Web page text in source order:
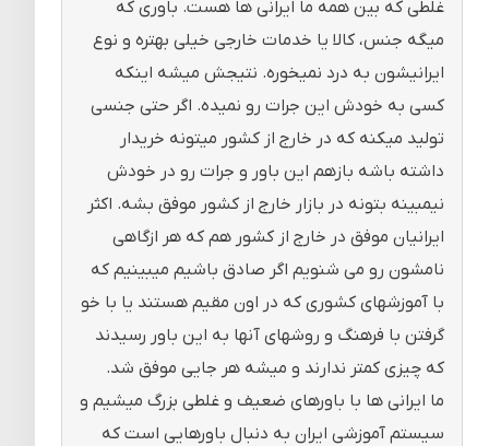
غلطی که بین همه ما ایرانی ها هست. باوری که
میگه جنس، کالا یا خدمات خارجی خیلی بهتره و نوع
ایرانیشون به درد نمیخوره. نتیجش میشه اینکه
کسی به خودش این جرات رو نمیده. اگر حتی جنسی
تولید میکنه که در خارج از کشور میتونه خریدار
داشته باشه بازهم این باور و جرات رو در خودش
نیمبینه بتونه در بازار خارج از کشور موفق بشه. اکثر
ایرانیان موفق در خارج از کشور هم که هر ازگاهی
نامشون رو می شنویم اگر صادق باشیم میبینیم که
با آموزشهای کشوری که در اون مقیم هستند یا با خو
گرفتن با فرهنگ و روشهای آنها به این باور رسیدند
که چیزی کمتر ندارند و میشه هر جایی موفق شد.
ما ایرانی ها با باورهای ضعیف و غلطی بزرگ میشیم و
سیستم آموزشی ایران به دنبال باورهایی است که